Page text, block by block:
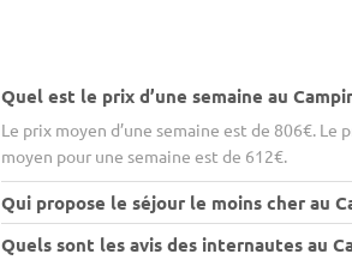
Quel est le prix d’une semaine au
Le prix moyen d’une semaine est de 806€.
moyen pour une semaine est de 612€.
Qui propose le séjour le moins cher au
Quels sont les avis des internautes au